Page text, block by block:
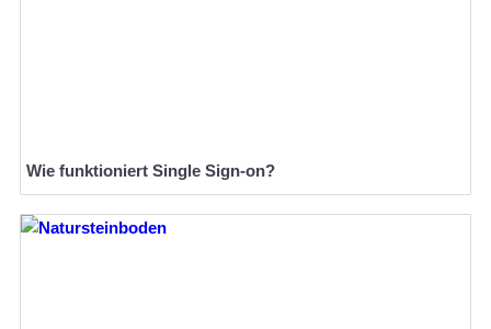
Wie funktioniert Single Sign-on?